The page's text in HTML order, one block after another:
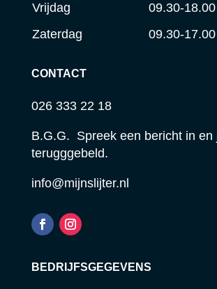
Vrijdag
09.30-18.00
Zaterdag
09.30-17.00
CONTACT
026 333 22 18
B.G.G. Spreek een bericht in en
terugggebeld.
info@mijnslijter.nl
BEDRIJFSGEGEVENS